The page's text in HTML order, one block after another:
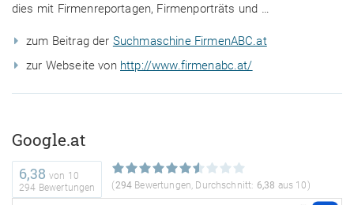
dies mit Firmenreportagen, Firmenporträts und …
zum Beitrag der Suchmaschine FirmenABC.at
zur Webseite von http://www.firmenabc.at/
Google.at
6,38 von 10
294 Bewertungen
(294 Bewertungen, Durchschnitt: 6,38 aus 10)